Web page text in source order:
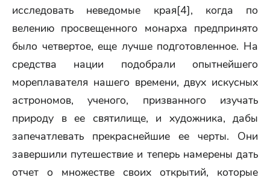
исследовать неведомые края[4], когда по
велению просвещенного монарха предпринято
было четвертое, еще лучше подготовленное. На
средства нации подобрали опытнейшего
мореплавателя нашего времени, двух искусных
астрономов, ученого, призванного изучать
природу в ее святилище, и художника, дабы
запечатлевать прекраснейшие ее черты. Они
завершили путешествие и теперь намерены дать
отчет о множестве своих открытий, которые